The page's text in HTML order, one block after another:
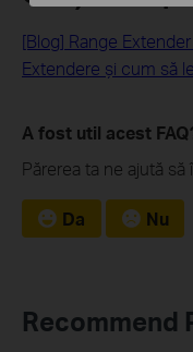
[Blog] Range
Extendere și cum să
A fost util acest
Părerea ta ne ajută
Da Nu
Recommend